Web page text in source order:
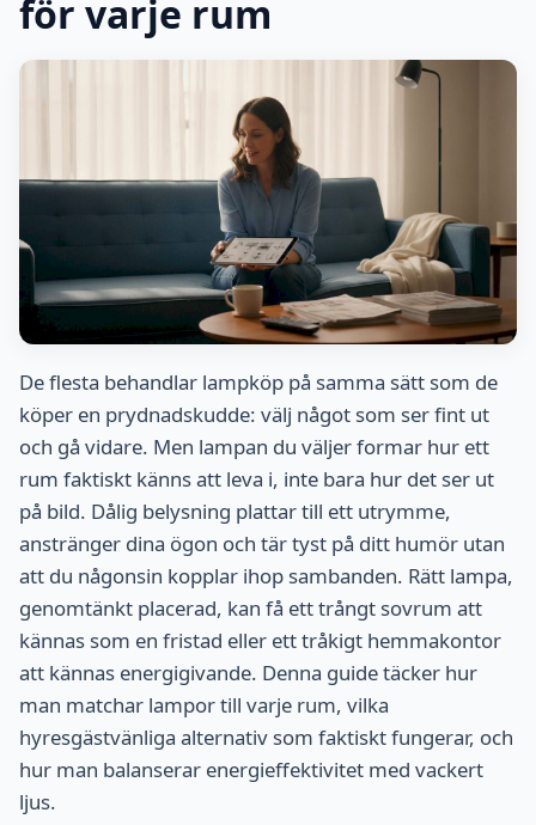
för varje rum
De flesta behandlar lampköp på samma sätt som de
köper en prydnadskudde: välj något som ser fint ut
och gå vidare. Men lampan du väljer formar hur ett
rum faktiskt känns att leva i, inte bara hur det ser ut
på bild. Dålig belysning plattar till ett utrymme,
anstränger dina ögon och tär tyst på ditt humör utan
att du någonsin kopplar ihop sambanden. Rätt lampa,
genomtänkt placerad, kan få ett trångt sovrum att
kännas som en fristad eller ett tråkigt hemmakontor
att kännas energigivande. Denna guide täcker hur
man matchar lampor till varje rum, vilka
hyresgästvänliga alternativ som faktiskt fungerar, och
hur man balanserar energieffektivitet med vackert
ljus.